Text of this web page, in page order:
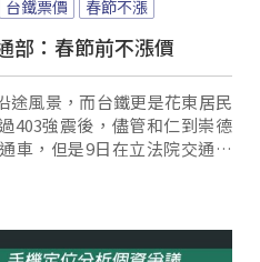
台鐵票價 春節不漲
部：春節前不漲價
途風景，而台鐵更是花東居民
403強震後，儘管和仁到崇德
車，但是9日在立法院交通委
部要提出永續方案。